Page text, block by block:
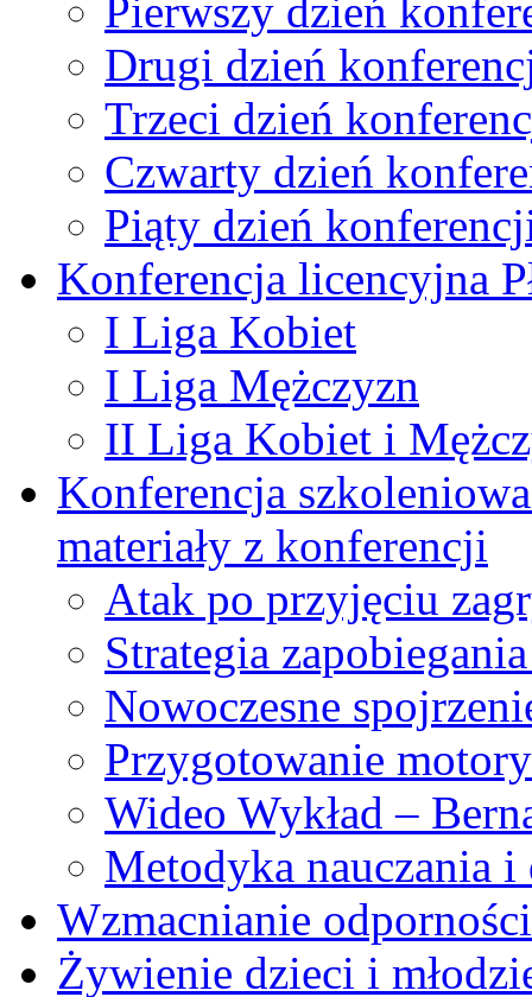
Pierwszy dzień
Drugi dzień
Trzeci dzień
Czwarty dzień
Piąty dzień
Konferencja licencyjna
I Liga Kobiet
I Liga Mężczyzn
II Liga Kobiet i
Konferencja
materiały z konferencji
Atak po przyjęciu
Strategia
Nowoczesne
Przygotowanie
Wideo Wykład –
Metodyka nauczania
Wzmacnianie
Żywienie dzieci i